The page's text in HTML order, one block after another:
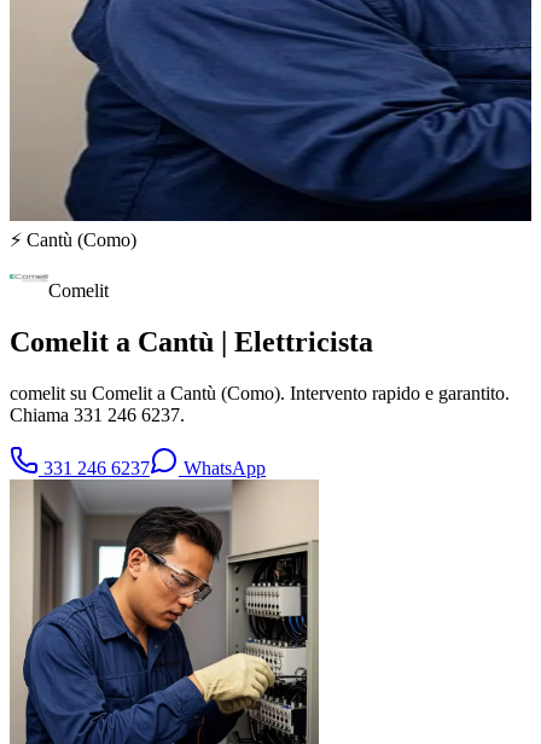
⚡ Cantù (Como)
Comelit
Comelit a Cantù | Elettricista
comelit su Comelit a Cantù (Como). Intervento rapido e garantito.
Chiama 331 246 6237.
331 246 6237 WhatsApp